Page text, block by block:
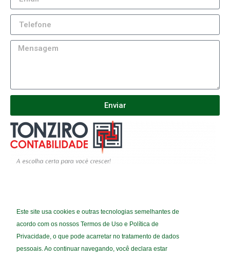
Este site usa cookies e outras tecnologias semelhantes de
acordo com os nossos Termos de Uso e Política de
Privacidade, o que pode acarretar no tratamento de dados
pessoais. Ao continuar navegando, você declara estar
Enviar
(33) 3279-8682
(33) 3279-8650